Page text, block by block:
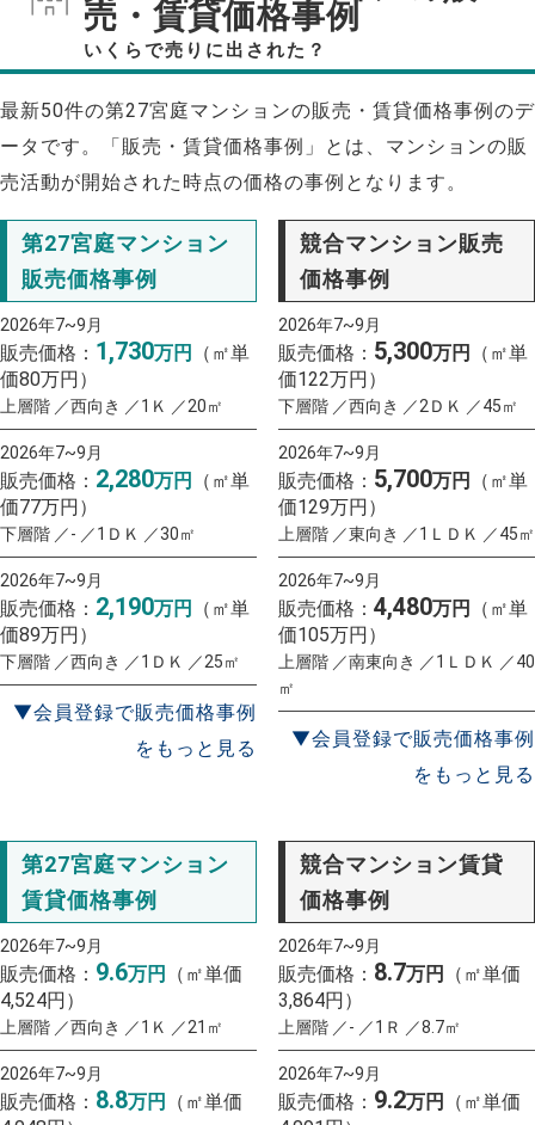
売・賃貸価格事例
いくらで売りに出された？
最新50件の第27宮庭マンションの販売・賃貸価格事例のデ
ータです。「販売・賃貸価格事例」とは、マンションの販
売活動が開始された時点の価格の事例となります。
第27宮庭マンション
販売価格事例
2026年7~9月
販売価格： 1,730万円
（㎡単
価80万円）
上層階 ／西向き ／1Ｋ ／20㎡
2026年7~9月
販売価格： 2,280万円
（㎡単
価77万円）
下層階 ／- ／1ＤＫ ／30㎡
2026年7~9月
販売価格： 2,190万円
（㎡単
価89万円）
下層階 ／西向き ／1ＤＫ ／25㎡
▼会員登録で販売価格事例
をもっと見る
競合マンション販売
価格事例
2026年7~9月
販売価格： 5,300万円
（㎡単
価122万円）
下層階 ／西向き ／2ＤＫ ／45㎡
2026年7~9月
販売価格： 5,700万円
（㎡単
価129万円）
上層階 ／東向き ／1ＬＤＫ ／45㎡
2026年7~9月
販売価格： 4,480万円
（㎡単
価105万円）
上層階 ／南東向き ／1ＬＤＫ ／40
㎡
▼会員登録で販売価格事例
をもっと見る
第27宮庭マンション
賃貸価格事例
2026年7~9月
販売価格： 9.6万円
（㎡単価
4,524円）
上層階 ／西向き ／1Ｋ ／21㎡
2026年7~9月
販売価格： 8.8万円
（㎡単価
競合マンション賃貸
価格事例
2026年7~9月
販売価格： 8.7万円
（㎡単価
3,864円）
上層階 ／- ／1Ｒ ／8.7㎡
2026年7~9月
販売価格： 9.2万円
（㎡単価